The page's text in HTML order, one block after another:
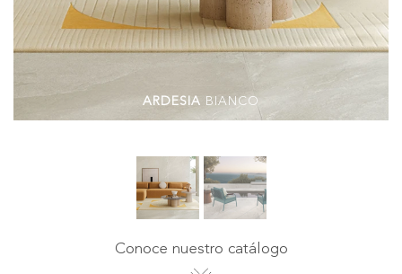
ARDESIA BIANCO
Conoce nuestro catálogo